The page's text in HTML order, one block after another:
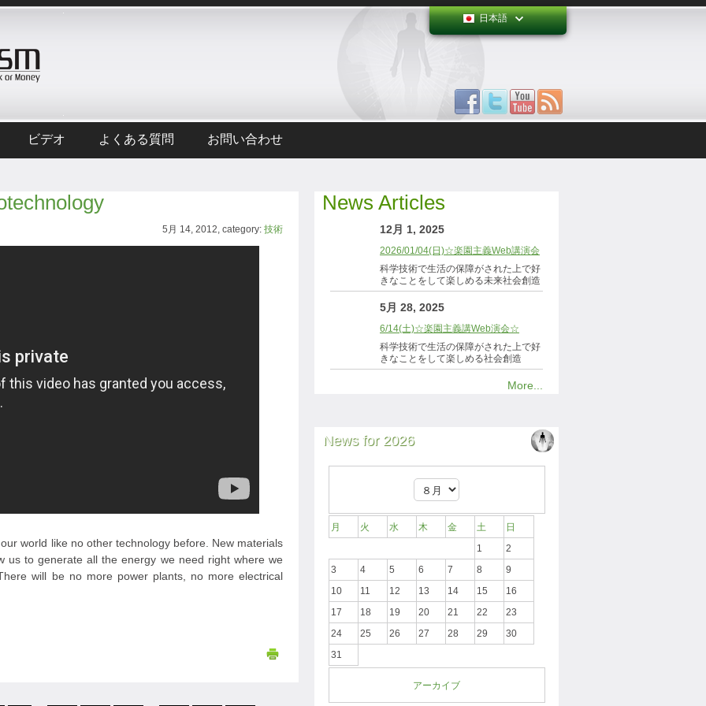
日本語
ビデオ よくある質問 お問い合わせ
5月 14, 2012, category: 技術
world like no other technology before. New materials
us to generate all the energy we need right where we
will be no more power plants, no more electrical
News Articles
12月 1, 2025
2026/01/04(日)☆楽園主義Web講演会
科学技術で生活の保障がされた上で好
きなことをして楽しめる未来社会創造
5月 28, 2025
6/14(土)☆楽園主義講Web演会☆
科学技術で生活の保障がされた上で好
きなことをして楽しめる社会創造
More...
News for 2026
月 火 水 木 金 土
日
1
2
3
4 5 6 7 8
9
10
11 12 13 14 15
16
17
18 19 20 21 22
23
24
25 26 27 28 29
30
31
アーカイブ